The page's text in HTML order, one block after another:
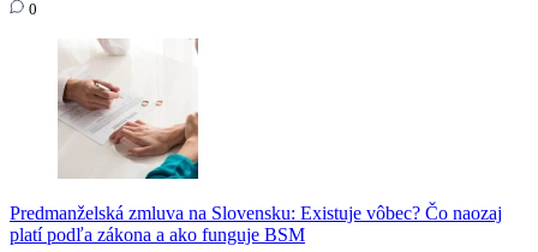
0
Predmanželská zmluva na Slovensku: Existuje vôbec? Čo naozaj
platí podľa zákona a ako funguje BSM